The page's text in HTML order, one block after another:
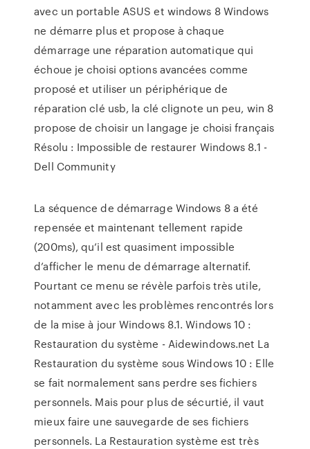
avec un portable ASUS et windows 8 Windows
ne démarre plus et propose à chaque
démarrage une réparation automatique qui
échoue je choisi options avancées comme
proposé et utiliser un périphérique de
réparation clé usb, la clé clignote un peu, win 8
propose de choisir un langage je choisi français
Résolu : Impossible de restaurer Windows 8.1 -
Dell Community
La séquence de démarrage Windows 8 a été
repensée et maintenant tellement rapide
(200ms), qu’il est quasiment impossible
d’afficher le menu de démarrage alternatif.
Pourtant ce menu se révèle parfois très utile,
notamment avec les problèmes rencontrés lors
de la mise à jour Windows 8.1. Windows 10 :
Restauration du système - Aidewindows.net La
Restauration du système sous Windows 10 : Elle
se fait normalement sans perdre ses fichiers
personnels. Mais pour plus de sécurtié, il vaut
mieux faire une sauvegarde de ses fichiers
personnels. La Restauration système est très